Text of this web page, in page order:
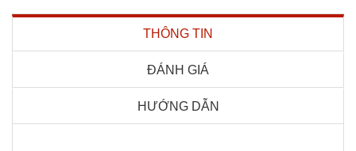
THÔNG TIN
ĐÁNH GIÁ
HƯỚNG DẪN